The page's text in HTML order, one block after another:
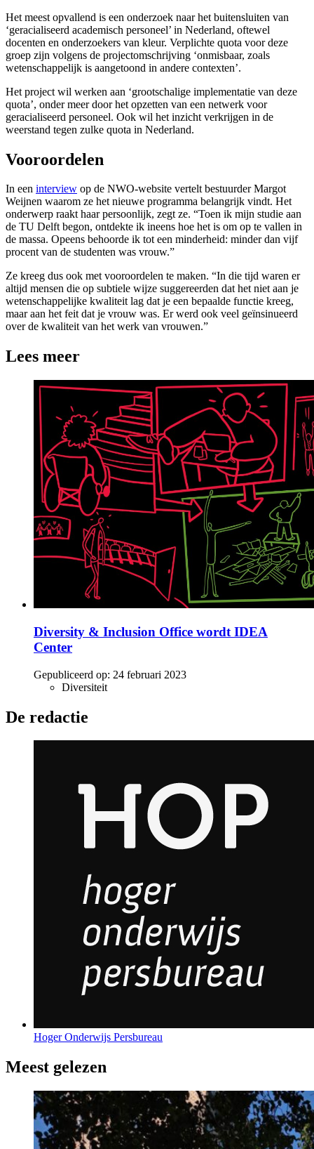
Het meest opvallend is een onderzoek naar het buitensluiten van
‘geracialiseerd academisch personeel’ in Nederland, oftewel
docenten en onderzoekers van kleur. Verplichte quota voor deze
groep zijn volgens de projectomschrijving ‘onmisbaar, zoals
wetenschappelijk is aangetoond in andere contexten’.
Het project wil werken aan ‘grootschalige implementatie van deze
quota’, onder meer door het opzetten van een netwerk voor
geracialiseerd personeel. Ook wil het inzicht verkrijgen in de
weerstand tegen zulke quota in Nederland.
Vooroordelen
In een interview op de NWO-website vertelt bestuurder Margot
Weijnen waarom ze het nieuwe programma belangrijk vindt. Het
onderwerp raakt haar persoonlijk, zegt ze. “Toen ik mijn studie aan
de TU Delft begon, ontdekte ik ineens hoe het is om op te vallen in
de massa. Opeens behoorde ik tot een minderheid: minder dan vijf
procent van de studenten was vrouw.”
Ze kreeg dus ook met vooroordelen te maken. “In die tijd waren er
altijd mensen die op subtiele wijze suggereerden dat het niet aan je
wetenschappelijke kwaliteit lag dat je een bepaalde functie kreeg,
maar aan het feit dat je vrouw was. Er werd ook veel geïnsinueerd
over de kwaliteit van het werk van vrouwen.”
Lees meer
Diversity & Inclusion Office wordt IDEA
Center
Gepubliceerd op: 24 februari 2023
Diversiteit
De redactie
Hoger Onderwijs Persbureau
Meest gelezen